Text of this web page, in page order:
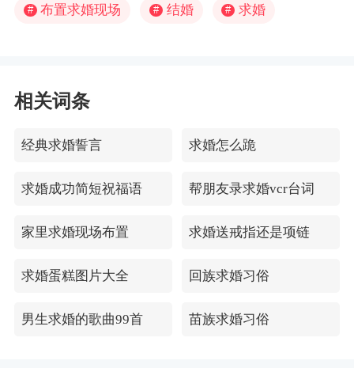
# 布置求婚现场 # 结婚 # 求婚
相关词条
经典求婚誓言 求婚怎么跪
求婚成功简短祝福语 帮朋友录求婚vcr台词
家里求婚现场布置 求婚送戒指还是项链
求婚蛋糕图片大全 回族求婚习俗
男生求婚的歌曲99首 苗族求婚习俗